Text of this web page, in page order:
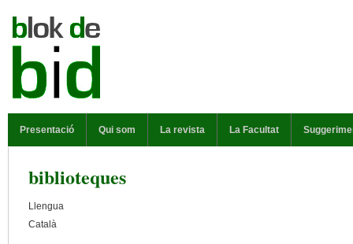
Presentació Qui som La revista La Facultat
biblioteques
Llengua
Català